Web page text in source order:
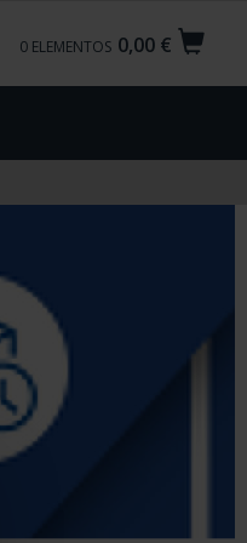
0,00 €
0 ELEMENTOS